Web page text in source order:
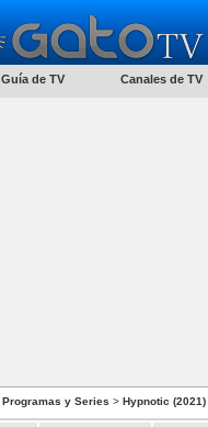
Guía de TV Canales de TV
Programas y Series > Hypnotic (2021)